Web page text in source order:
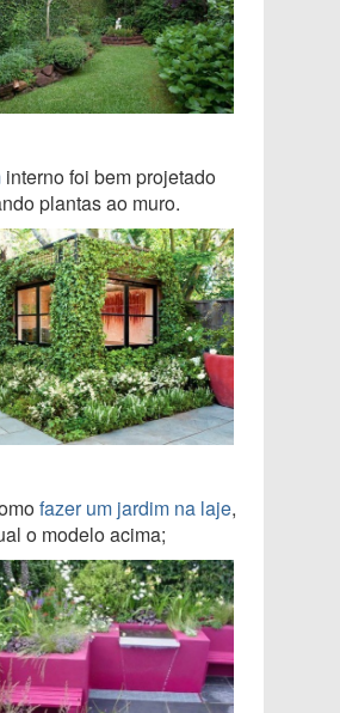
interno foi bem projetado
plantas ao muro.
fazer um jardim na laje,
o modelo acima;